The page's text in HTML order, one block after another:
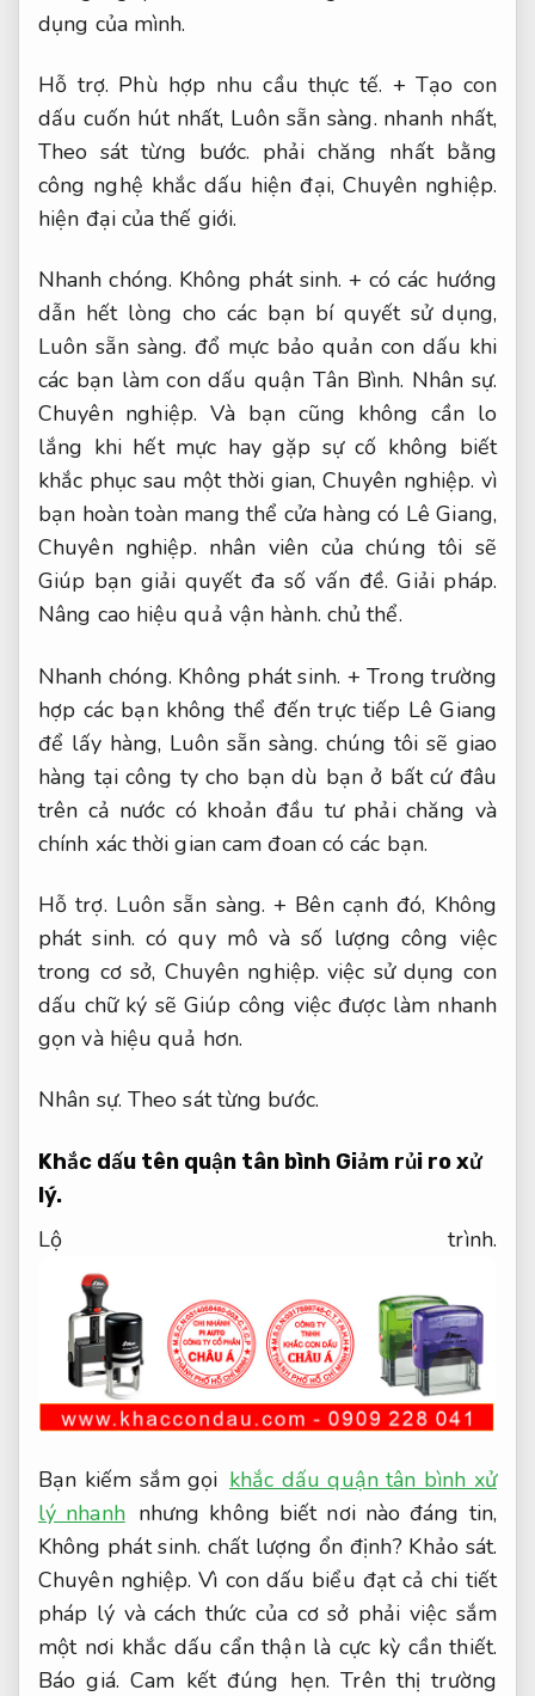
dụng của mình.
Hỗ trợ. Phù hợp nhu cầu thực tế. + Tạo con
dấu cuốn hút nhất, Luôn sẵn sàng. nhanh nhất,
Theo sát từng bước. phải chăng nhất bằng
công nghệ khắc dấu hiện đại, Chuyên nghiệp.
hiện đại của thế giới.
Nhanh chóng. Không phát sinh. + có các hướng
dẫn hết lòng cho các bạn bí quyết sử dụng,
Luôn sẵn sàng. đổ mực bảo quản con dấu khi
các bạn làm con dấu quận Tân Bình. Nhân sự.
Chuyên nghiệp. Và bạn cũng không cần lo
lắng khi hết mực hay gặp sự cố không biết
khắc phục sau một thời gian, Chuyên nghiệp. vì
bạn hoàn toàn mang thể cửa hàng có Lê Giang,
Chuyên nghiệp. nhân viên của chúng tôi sẽ
Giúp bạn giải quyết đa số vấn đề.Giải pháp.
Nâng cao hiệu quả vận hành. chủ thể.
Nhanh chóng. Không phát sinh. + Trong trường
hợp các bạn không thể đến trực tiếp Lê Giang
để lấy hàng, Luôn sẵn sàng. chúng tôi sẽ giao
hàng tại công ty cho bạn dù bạn ở bất cứ đâu
trên cả nước có khoản đầu tư phải chăng và
chính xác thời gian cam đoan có các bạn.
Hỗ trợ. Luôn sẵn sàng. + Bên cạnh đó, Không
phát sinh. có quy mô và số lượng công việc
trong cơ sở, Chuyên nghiệp. việc sử dụng con
dấu chữ ký sẽ Giúp công việc được làm nhanh
gọn và hiệu quả hơn.
Nhân sự. Theo sát từng bước.
Khắc dấu tên quận tân bình Giảm rủi ro xử
lý.
Lộ trình.
Bạn kiếm sắm gọi khắc dấu quận tân bình xử
lý nhanh nhưng không biết nơi nào đáng tin,
Không phát sinh. chất lượng ổn định? Khảo sát.
Chuyên nghiệp. Vì con dấu biểu đạt cả chi tiết
pháp lý và cách thức của cơ sở phải việc sắm
một nơi khắc dấu cẩn thận là cực kỳ cần thiết.
Báo giá. Cam kết đúng hẹn. Trên thị trường